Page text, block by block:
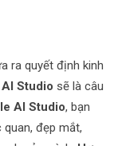
ra quyết định kinh
Studio sẽ là câu
AI Studio, bạn
đẹp mắt,